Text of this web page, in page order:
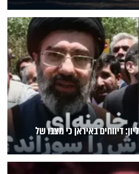
דיווחים באיראן כי מצבו של